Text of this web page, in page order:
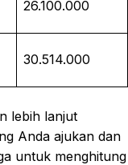
26.100.000
30.514.000
lebih lanjut
Anda ajukan dan
untuk menghitung